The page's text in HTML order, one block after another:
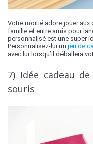
Votre moitié adore jouer
famille et entre amis pour
personnalisé est une super
Personnalisez-lui un jeu de
avec lui lorsqu’il déballera
7) Idée cadeau
souris